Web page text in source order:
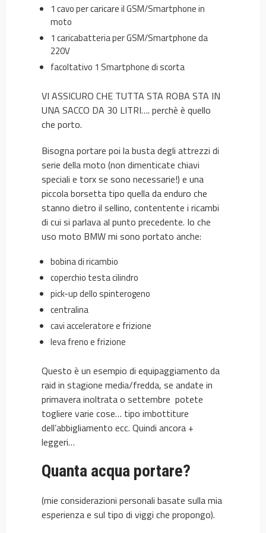
1 cavo per caricare il GSM/Smartphone in
moto
1 caricabatteria per GSM/Smartphone da
220V
facoltativo 1 Smartphone di scorta
VI ASSICURO CHE TUTTA STA ROBA STA IN
UNA SACCO DA 30 LITRI…. perchè è quello
che porto.
Bisogna portare poi la busta degli attrezzi di
serie della moto (non dimenticate chiavi
speciali e torx se sono necessarie!) e una
piccola borsetta tipo quella da enduro che
stanno dietro il sellino, contentente i ricambi
di cui si parlava al punto precedente. Io che
uso moto BMW mi sono portato anche:
bobina di ricambio
coperchio testa cilindro
pick-up dello spinterogeno
centralina
cavi acceleratore e frizione
leva freno e frizione
Questo è un esempio di equipaggiamento da
raid in stagione media/fredda, se andate in
primavera inoltrata o settembre potete
togliere varie cose… tipo imbottiture
dell’abbigliamento ecc. Quindi ancora +
leggeri…
Quanta acqua portare?
(mie considerazioni personali basate sulla mia
esperienza e sul tipo di viggi che propongo).